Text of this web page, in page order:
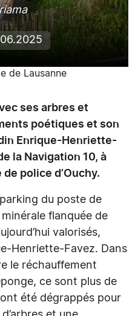
de Lausanne
ses arbres et
poétiques et son
Enrique-Henriette-
la Navigation 10, à
police d’Ouchy.
du poste de
flanquée de
valorisés,
Henriette-Favez. Dans
le réchauffement
ce sont plus de
été dégrappés pour